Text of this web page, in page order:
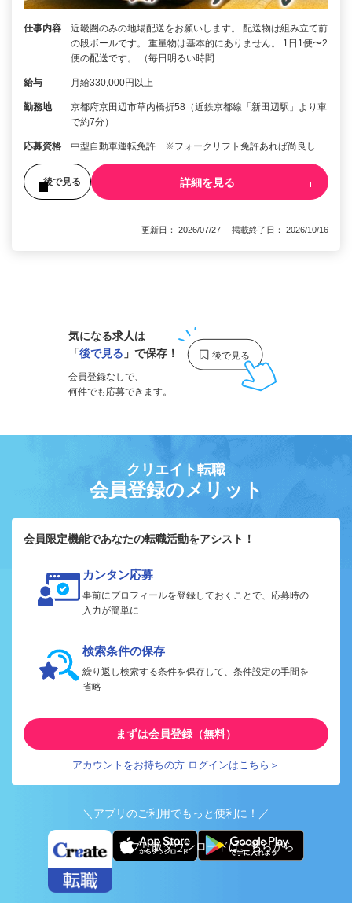
仕事内容
近畿圏のみの地場配送をお願いします。 配送物は組み立て前
の段ボールです。 重量物は基本的にありません。 1日1便〜2
便の配送です。 （毎日明るい時間…
給与 月給330,000円以上
勤務地
京都府京田辺市草内橋折58（近鉄京都線「新田辺駅」より車
で約7分）
応募資格 中型自動車運転免許 ※フォークリフト免許あれば尚良し
後で見る 詳細を見る
更新日： 2026/07/27 掲載終了日： 2026/10/16
気になる求人は
「後で見る 」で保存！
会員登録なしで、
何件でも応募できます。
クリエイト転職
会員登録のメリット
会員限定機能であなたの転職活動をアシスト！
カンタン応募
事前にプロフィールを登録しておくことで、応募時の
入力が簡単に
検索条件の保存
繰り返し検索する条件を保存して、条件設定の手間を
省略
まずは会員登録（無料）
アカウントをお持ちの方 ログインはこちら＞
＼アプリのご利用でもっと便利に！／
アプリ版ダウンロードはこちらから